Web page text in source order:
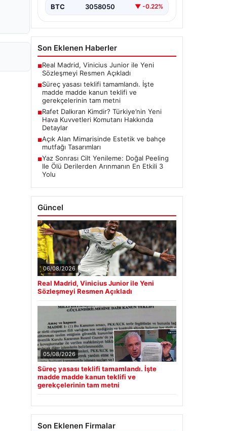
BTC 3058050 ▼ -0.22%
Son Eklenen Haberler
■Real Madrid, Vinicius Junior ile Yeni
Sözleşmeyi Resmen Açıkladı
■Süreç yasası teklifi tamamlandı. İşte
madde madde kanun teklifi ve
gerekçelerinin tam metni
■Rafet Dalkıran Kimdir? Türkiye’nin Yeni
Hava Kuvvetleri Komutanı Hakkında
Detaylar
■Açık Alan Mimarisinde Estetik ve bahçe
mutfağı Tasarımları
■Yaz Sonrası Cilt Yenileme: Doğal Peeling
Ile Ölü Derilerden Arınmanın En Etkili 3
Yolu
Güncel
06/08/2026
Real Madrid, Vinicius Junior ile Yeni
Sözleşmeyi Resmen Açıkladı
05/08/2026
Süreç yasası teklifi tamamlandı. İşte
madde madde kanun teklifi ve
gerekçelerinin tam metni
Son Eklenen Firmalar